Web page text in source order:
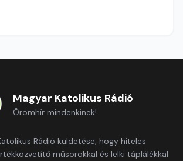
Magyar Katolikus Rádió
Örömhír mindenkinek!
Rádió küldetése, hogy hiteles
műsorokkal és lelki táplálékkal